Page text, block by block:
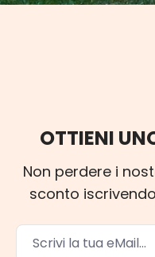
OTTIENI
Non perdere i
sconto